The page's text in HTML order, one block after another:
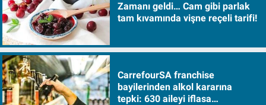
Zamanı geldi… Cam gibi parlak
tam kıvamında vişne reçeli tarifi!
CarrefourSA franchise
bayilerinden alkol kararına
tepki: 630 aileyi iflasa